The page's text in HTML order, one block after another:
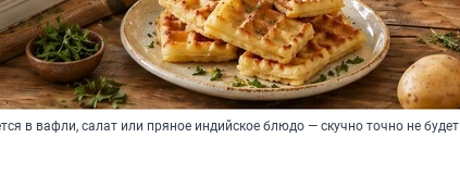
в вафли, салат или пряное индийское блюдо — скучно точно не будет